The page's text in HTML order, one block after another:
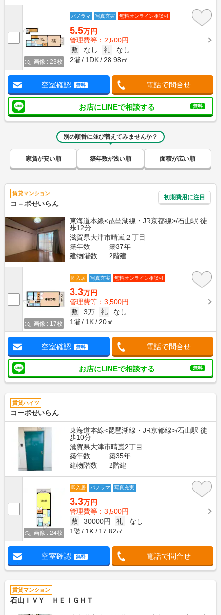
画像 : 23枚
パノラマ 写真充実 無料オンライン相談可
5.5万円
管理費等：2,500円
敷
なし 礼
なし
2階
1DK 28.98㎡
空室確認 無料 電話で問合せ
お店にLINEで相談する 無料
別の順番に並び替えてみませんか？
家賃が安い順 築年数が浅い順 面積が広い順
賃貸マンション
コ－ポせいらん
初期費用に注目
東海道本線<琵琶湖線・JR京都線>/石山駅 徒
歩12分
滋賀県大津市晴嵐２丁目
築年数
築37年
建物階数
2階建
画像 : 17枚
即入居 写真充実 無料オンライン相談可
3.3万円
管理費等：3,500円
敷
3万 礼
なし
1階
1K 20㎡
空室確認 無料 電話で問合せ
お店にLINEで相談する 無料
賃貸ハイツ
コーポせいらん
東海道本線<琵琶湖線・JR京都線>/石山駅 徒
歩10分
滋賀県大津市晴嵐2丁目
築年数
築35年
建物階数
2階建
画像 : 24枚
即入居 パノラマ 写真充実
3.3万円
管理費等：3,500円
敷
30000円 礼
なし
1階
1K 17.82㎡
空室確認 無料 電話で問合せ
賃貸マンション
石山ＩＶＹ ＨＥＩＧＨＴ